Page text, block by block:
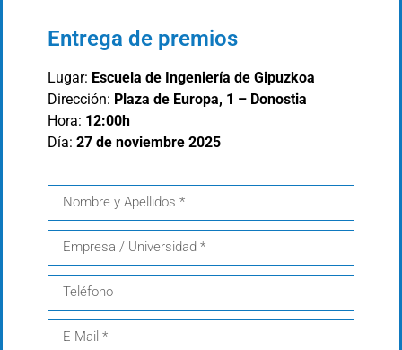
Entrega de premios
Lugar: Escuela de Ingeniería de Gipuzkoa
Dirección: Plaza de Europa, 1 – Donostia
Hora: 12:00h
Día: 27 de noviembre 2025